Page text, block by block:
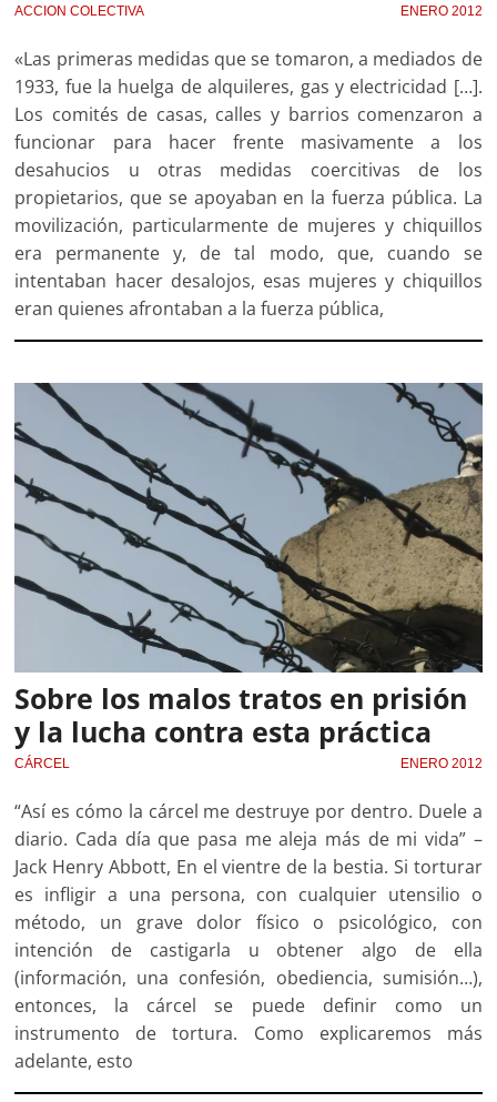
ACCION COLECTIVA ENERO 2012
«Las primeras medidas que se tomaron, a mediados de
1933, fue la huelga de alquileres, gas y electricidad […].
Los comités de casas, calles y barrios comenzaron a
funcionar para hacer frente masivamente a los
desahucios u otras medidas coercitivas de los
propietarios, que se apoyaban en la fuerza pública. La
movilización, particularmente de mujeres y chiquillos
era permanente y, de tal modo, que, cuando se
intentaban hacer desalojos, esas mujeres y chiquillos
eran quienes afrontaban a la fuerza pública,
Sobre los malos tratos en prisión
y la lucha contra esta práctica
CÁRCEL ENERO 2012
“Así es cómo la cárcel me destruye por dentro. Duele a
diario. Cada día que pasa me aleja más de mi vida” –
Jack Henry Abbott, En el vientre de la bestia. Si torturar
es infligir a una persona, con cualquier utensilio o
método, un grave dolor físico o psicológico, con
intención de castigarla u obtener algo de ella
(información, una confesión, obediencia, sumisión…),
entonces, la cárcel se puede definir como un
instrumento de tortura. Como explicaremos más
adelante, esto